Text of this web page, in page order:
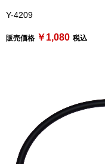
Y-4209
販売価格 ￥1,080 税込